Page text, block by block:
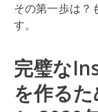
その第一歩は？
す。
完璧な
を作る